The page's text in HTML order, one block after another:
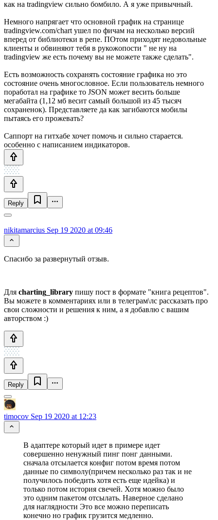
как на tradingview сильно бомбило. А я уже привычный.
Немного напрягает что основной график на странице
tradingview.com/chart ушел по фичам на несколько версий
вперед от библиотеки в репе. ПОтом приходят недовольные
клиенты и обвиняют тебя в рукожопости " не ну на
tradingview же есть почему вы не можете также сделать".
Есть возможность сохранять состояние графика но это
состояние очень многословное. Если пользователь немного
поработал на графике то JSON может весить больше
мегабайта (1,12 мб весит самый большой из 45 тысяч
сохраненок). Представляете да как загибаются мобилы
пытаясь его прожевать?
Саппорт на гитхабе хочет помочь и сильно старается.
особенно с написанием индикаторов.
Reply
nikitamarcius Sep 19 2020 at 09:46
Спасибо за развернутый отзыв.
Для charting_library пишу пост в формате "книга рецептов".
Вы можете в комментариях или в телеграм\лс рассказать про
свои сложности и решения к ним, а я добавлю с вашим
авторством :)
Reply
timocov Sep 19 2020 at 12:23
В адаптере который идет в примере идет
совершенно ненужный пинг понг данными.
сначала отсылается конфиг потом время потом
данные по символу(причем несколько раз так и не
получилось победить хотя есть еще идейка) и
только потом история свечей. Хотя можно было
это одним пакетом отсылать. Наверное сделано
для наглядности Это все можно переписать
конечно но график грузится медленно.